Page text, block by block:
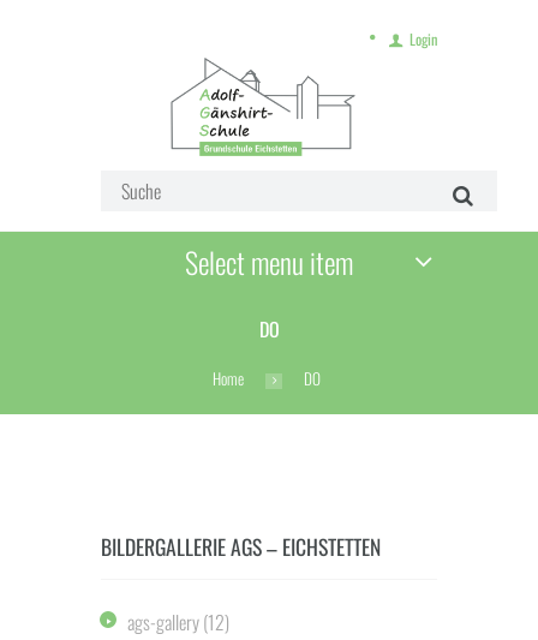
Login
Select menu item
DO
Home DO
BILDERGALLERIE AGS – EICHSTETTEN
ags-gallery(12)